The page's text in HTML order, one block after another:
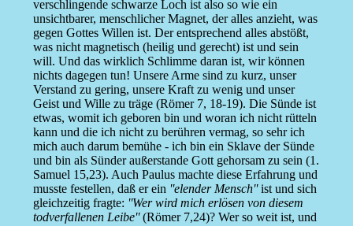
verschlingende schwarze Loch ist also so wie ein
unsichtbarer, menschlicher Magnet, der alles anzieht, was
gegen Gottes Willen ist. Der entsprechend alles abstößt,
was nicht magnetisch (heilig und gerecht) ist und sein
will. Und das wirklich Schlimme daran ist, wir können
nichts dagegen tun! Unsere Arme sind zu kurz, unser
Verstand zu gering, unsere Kraft zu wenig und unser
Geist und Wille zu träge (Römer 7, 18-19). Die Sünde ist
etwas, womit ich geboren bin und woran ich nicht rütteln
kann und die ich nicht zu berühren vermag, so sehr ich
mich auch darum bemühe - ich bin ein Sklave der Sünde
und bin als Sünder außerstande Gott gehorsam zu sein (1.
Samuel 15,23). Auch Paulus machte diese Erfahrung und
musste festellen, daß er ein ''elender Mensch''ist und sich
gleichzeitig fragte: ''Wer wird mich erlösen von diesem
todverfallenen Leibe''(Römer 7,24)? Wer so weit ist, und